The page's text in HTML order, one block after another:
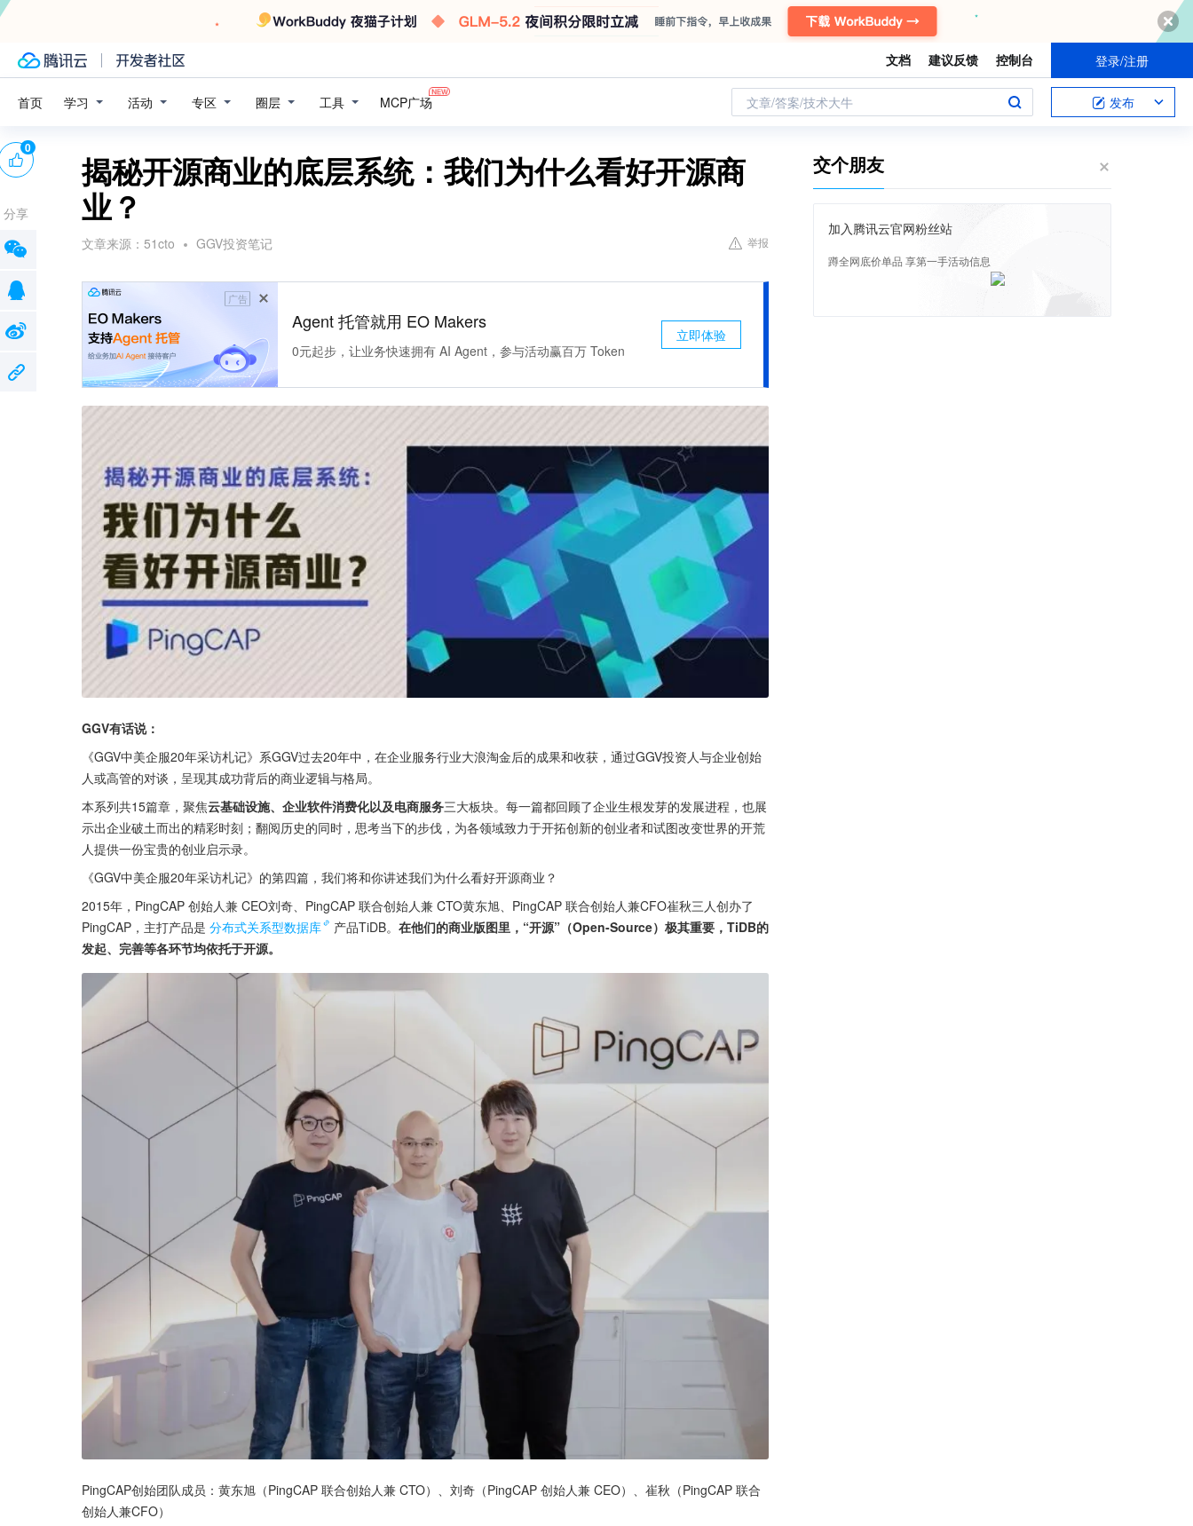
文档 建议反馈 控制台 登录/注册
首页 学习 活动 专区 圈层 工具 MCP广场 文章/答案/技术大牛 发布
揭秘开源商业的底层系统：我们为什么看好开源商
业？
文章来源： 51cto GGV投资笔记 举报
广告
Agent 托管就用 EO Makers
0元起步，让业务快速拥有 AI Agent，参与活动赢百万 Token
立即体验
GGV有话说：
《GGV中美企服20年采访札记》系GGV过去20年中，在企业服务行业大浪淘金后的成果和收获，通过GGV投资人与企业创始
人或高管的对谈，呈现其成功背后的商业逻辑与格局。
本系列共15篇章，聚焦云基础设施、企业软件消费化以及电商服务三大板块。每一篇都回顾了企业生根发芽的发展进程，也展
示出企业破土而出的精彩时刻；翻阅历史的同时，思考当下的步伐，为各领域致力于开拓创新的创业者和试图改变世界的开荒
人提供一份宝贵的创业启示录。
《GGV中美企服20年采访札记》的第四篇，我们将和你讲述我们为什么看好开源商业？
2015年，PingCAP 创始人兼 CEO刘奇、PingCAP 联合创始人兼 CTO黄东旭、PingCAP 联合创始人兼CFO崔秋三人创办了
PingCAP，主打产品是 分布式关系型数据库 产品TiDB。 在他们的商业版图里，“开源”（Open-Source）极其重要，TiDB的
发起、完善等各环节均依托于开源。
PingCAP创始团队成员：黄东旭（PingCAP 联合创始人兼 CTO）、刘奇（PingCAP 创始人兼 CEO）、崔秋（PingCAP 联合
创始人兼CFO）
0
分享
交个朋友
加入腾讯云官网粉丝站
蹲全网底价单品 享第一手活动信息